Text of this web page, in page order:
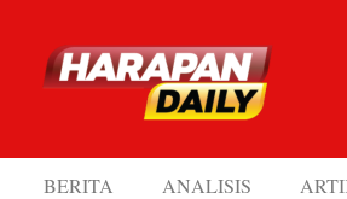
BERITA ANALISIS